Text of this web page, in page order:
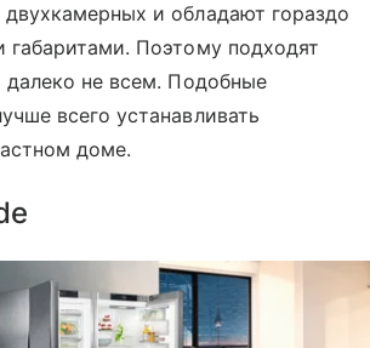
и обладают гораздо
габаритами. Поэтому подходят
далеко не всем. Подобные
всего устанавливать
доме.